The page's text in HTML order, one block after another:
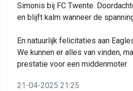
Simonis bij FC Twente.
en blijft kalm wanneer de
En natuurlijk felicitaties aan
We kunnen er alles van vinden,
prestatie voor een middenmoter
21-04-2025 21:25